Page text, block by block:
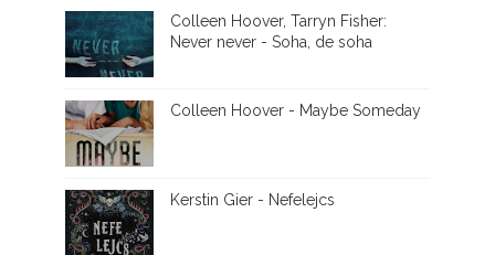
Colleen Hoover, Tarryn Fisher:
Never never - Soha, de soha
Colleen Hoover - Maybe Someday
Kerstin Gier - Nefelejcs